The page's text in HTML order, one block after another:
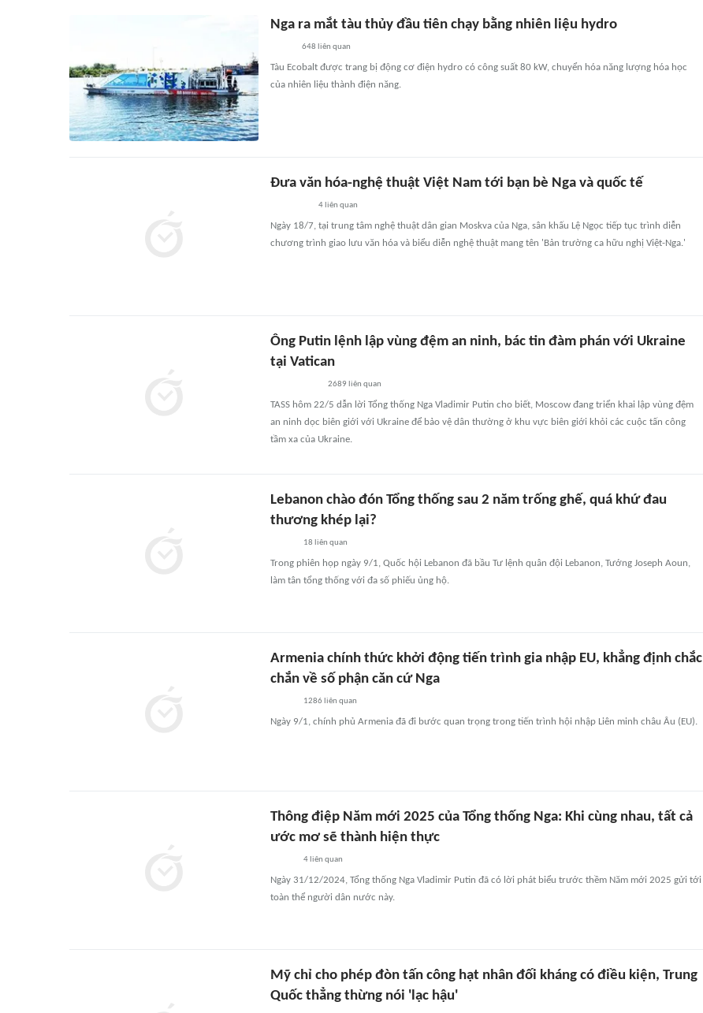
Nga ra mắt tàu thủy đầu tiên chạy bằng nhiên liệu hydro
648 liên quan
Tàu Ecobalt được trang bị động cơ điện hydro có công suất 80 kW, chuyển hóa năng lượng hóa học
của nhiên liệu thành điện năng.
Đưa văn hóa-nghệ thuật Việt Nam tới bạn bè Nga và quốc tế
4liên quan
Ngày 18/7, tại trung tâm nghệ thuật dân gian Moskva của Nga, sân khấu Lệ Ngọc tiếp tục trình diễn
chương trình giao lưu văn hóa và biểu diễn nghệ thuật mang tên 'Bản trường ca hữu nghị Việt-Nga.'
Ông Putin lệnh lập vùng đệm an ninh, bác tin đàm phán với Ukraine
tại Vatican
2689 liên quan
TASS hôm 22/5 dẫn lời Tổng thống Nga Vladimir Putin cho biết, Moscow đang triển khai lập vùng đệm
an ninh dọc biên giới với Ukraine để bảo vệ dân thường ở khu vực biên giới khỏi các cuộc tấn công
tầm xa của Ukraine.
Lebanon chào đón Tổng thống sau 2 năm trống ghế, quá khứ đau
thương khép lại?
18 liên quan
Trong phiên họp ngày 9/1, Quốc hội Lebanon đã bầu Tư lệnh quân đội Lebanon, Tướng Joseph Aoun,
làm tân tổng thống với đa số phiếu ủng hộ.
Armenia chính thức khởi động tiến trình gia nhập EU, khẳng định chắc
chắn về số phận căn cứ Nga
1286 liên quan
Ngày 9/1, chính phủ Armenia đã đi bước quan trọng trong tiến trình hội nhập Liên minh châu Âu (EU).
Thông điệp Năm mới 2025 của Tổng thống Nga: Khi cùng nhau, tất cả
ước mơ sẽ thành hiện thực
4 liên quan
Ngày 31/12/2024, Tổng thống Nga Vladimir Putin đã có lời phát biểu trước thềm Năm mới 2025 gửi tới
toàn thể người dân nước này.
Mỹ chỉ cho phép đòn tấn công hạt nhân đối kháng có điều kiện, Trung
Quốc thẳng thừng nói 'lạc hậu'